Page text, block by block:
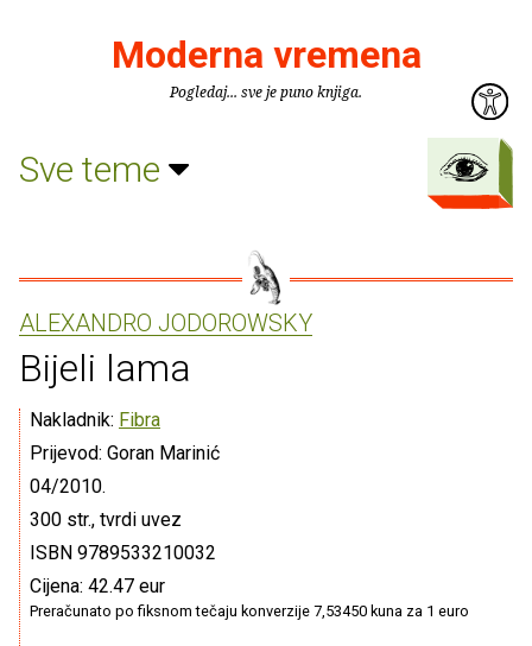
Moderna vremena
Pogledaj... sve je puno knjiga.
Sve teme
ALEXANDRO JODOROWSKY
Bijeli lama
Nakladnik: Fibra
Prijevod: Goran Marinić
04/2010.
300 str., tvrdi uvez
ISBN 9789533210032
Cijena: 42.47 eur
Preračunato po fiksnom tečaju konverzije 7,53450 kuna za 1 euro